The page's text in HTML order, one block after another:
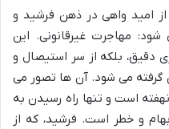
امید واهی در ذهن فرشید و
مهاجرت غیرقانونی. این
دقیق، بلکه از سر استیصال و
گرفته می شود. آن ها تصور می
است و تنها راه رسیدن به
و خطر است. فرشید، که از